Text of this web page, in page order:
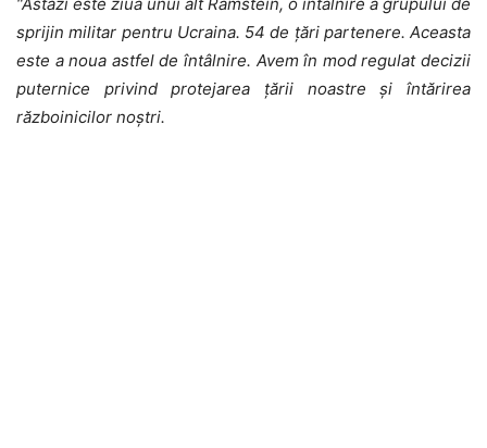
sprijin militar pentru Ucraina. 54 de țări partenere. Aceasta
este a noua astfel de întâlnire. Avem în mod regulat decizii
puternice privind protejarea țării noastre și întărirea
războinicilor noștri.